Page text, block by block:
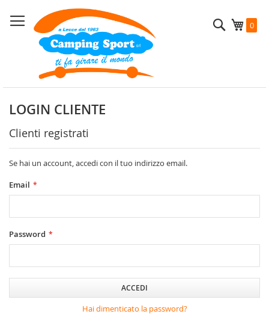
al
contenuto
0
Cerca
LOGIN CLIENTE
Clienti registrati
Se hai un account, accedi con il tuo indirizzo email.
Email
Password
ACCEDI
Hai dimenticato la password?